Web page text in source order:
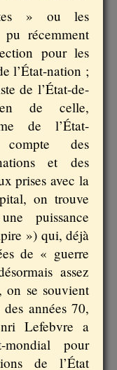
» ou les
récemment
pour les
l’État-nation ;
de l’État-de-
de celle,
de l’État-
des
et des
prises avec la
on trouve
puissance
») qui, déjà
de « guerre
assez
on se souvient
années 70,
Lefebvre a
mondial pour
de l’État